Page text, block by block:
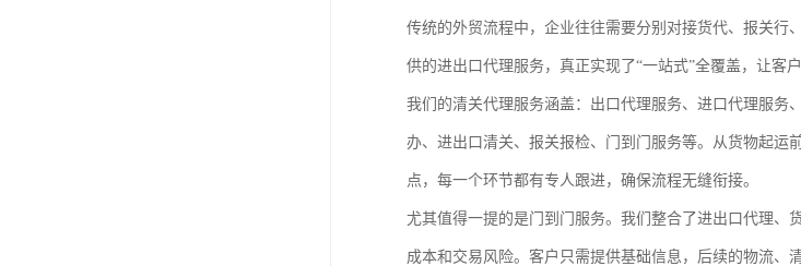
传统的外贸流程中，企业往往需要分别对接货代、报关行
供的进出口代理服务，真正实现了“一站式”全覆盖，让客
我们的清关代理服务涵盖：出口代理服务、进口代理服务
办、进出口清关、报关报检、门到门服务等。从货物起
点，每一个环节都有专人跟进，确保流程无缝衔接。
尤其值得一提的是门到门服务。我们整合了进出口代理、
成本和交易风险。客户只需提供基础信息，后续的物流、